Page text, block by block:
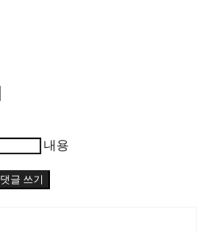
내용
댓글 쓰기